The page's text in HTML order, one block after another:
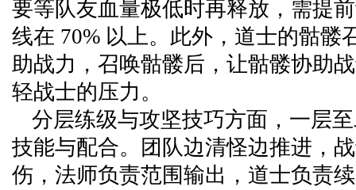
要等队友血量极低时再释放，需提
线在 70% 以上。此外，道士的骷髅
助战力，召唤骷髅后，让骷髅协助
轻战士的压力。
分层练级与攻坚技巧方面，一层
技能与配合。团队边清怪边推进，
伤，法师负责范围输出，道士负责